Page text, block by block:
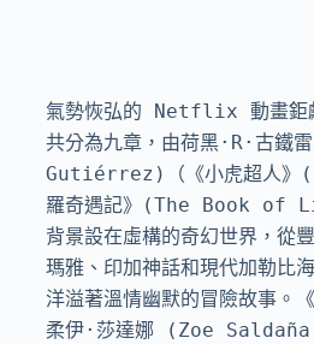
氣勢恢弘的 Netflix 動畫鉅獻
共分為九章，由荷黑·R·古
Gutiérrez)（《小虎超人
羅奇遇記》(The Book of
背景設在虛構的奇幻世界，從
瑪雅、印加神話和現代加勒比
洋溢著溫情幽默的冒險故事。
柔伊·莎達娜 (Zoe